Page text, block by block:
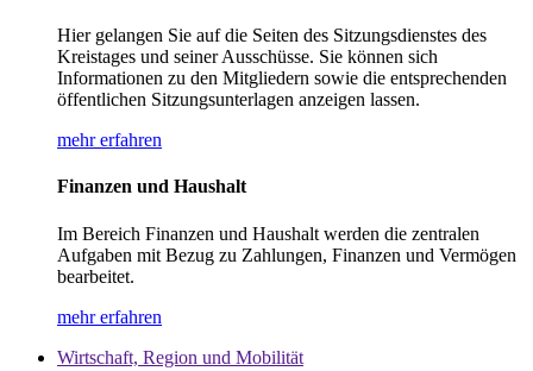
Hier gelangen Sie auf die Seiten des Sitzungsdienstes des
Kreistages und seiner Ausschüsse. Sie können sich
Informationen zu den Mitgliedern sowie die entsprechenden
öffentlichen Sitzungsunterlagen anzeigen lassen.
mehr erfahren
Finanzen und Haushalt
Im Bereich Finanzen und Haushalt werden die zentralen
Aufgaben mit Bezug zu Zahlungen, Finanzen und Vermögen
bearbeitet.
mehr erfahren
Wirtschaft, Region und Mobilität